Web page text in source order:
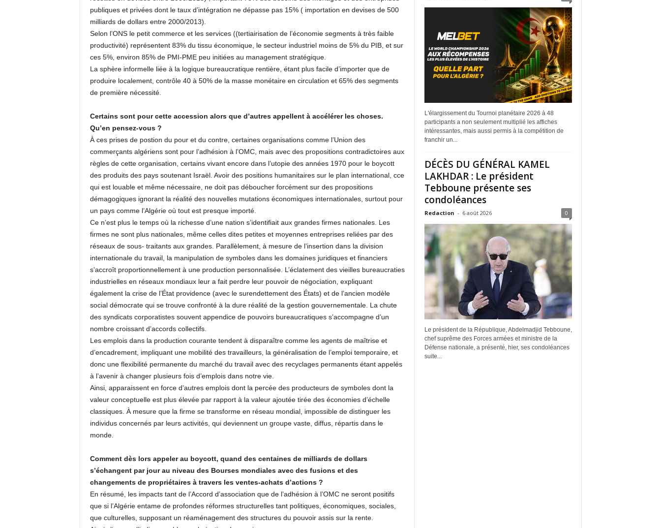
publiques et privées dont le taux d’intégration ne dépasse pas 15% ( importation en devises de 500
milliards de dollars entre 2000/2013).
Selon l’ONS le petit commerce et les services ((tertiairisation de l’économie segments à très faible
productivité) représentent 83% du tissu économique, le secteur industriel moins de 5% du PIB, et sur
ces 5%, environ 85% de PMI-PME peu initiées au management stratégique.
La sphère informelle liée à la logique bureaucratique rentière, étant plus facile d’importer que de
produire localement, contrôle 40 à 50% de la masse monétaire en circulation et 65% des segments
de première nécessité.
Certains sont pour cette accession alors que d’autres appellent à accélérer les choses.
Qu’en pensez-vous ?
À ces prises de postion du pour et du contre, certaines organisations comme l’Union des
commerçants algériens sont pour l’adhésion à l’OMC, mais avec des propositions contradictoires aux
règles de cette organisation, certains vivant encore dans l’utopie des années 1970 pour le boycott
des produits des pays soutenant Israël. Avoir des positions humanitaires sur le plan international, cce
qui est louable et même nécessaire, ne doit pas déboucher forcément sur des propositions
démagogiques ignorant la réalité des nouvelles mutations économiques internationales, surtout pour
un pays comme l’Algérie où tout est presque importé.
Ce n’est plus le temps où la richesse d’une nation s’identifiait aux grandes firmes nationales. Les
firmes ne sont plus nationales, même celles dites petites et moyennes entreprises reliées par des
réseaux de sous- traitants aux grandes. Parallèlement, à mesure de l’insertion dans la division
internationale du travail, la manipulation de symboles dans les domaines juridiques et financiers
s’accroît proportionnellement à une production personnalisée. L’éclatement des vieilles bureaucraties
industrielles en réseaux mondiaux leur a fait perdre leur pouvoir de négociation, expliquant
également la crise de l’État providence (avec le surendettement des États) et de l’ancien modèle
social démocrate qui se trouve confronté à la dure réalité de la gestion gouvernementale. La chute
des syndicats corporatistes souvent appendice de pouvoirs bureaucratiques s’accompagne d’un
nombre croissant d’accords collectifs.
Les emplois dans la production courante tendent à disparaître comme les agents de maîtrise et
d’encadrement, impliquant une mobilité des travailleurs, la généralisation de l’emploi temporaire, et
donc une flexibilité permanente du marché du travail avec des recyclages permanents étant appelés
à l’avenir à changer plusieurs fois d’emplois dans notre vie.
Ainsi, apparaissent en force d’autres emplois dont la percée des producteurs de symboles dont la
valeur conceptuelle est plus élevée par rapport à la valeur ajoutée tirée des économies d’échelle
classiques. À mesure que la firme se transforme en réseau mondial, impossible de distinguer les
individus concernés par leurs activités, qui deviennent un groupe vaste, diffus, répartis dans le
monde.
Comment dès lors appeler au boycott, quand des centaines de milliards de dollars
s’échangent par jour au niveau des Bourses mondiales avec des fusions et des
changements de propriétaires à travers les ventes-achats d’actions ?
En résumé, les impacts tant de l’Accord d’association que de l’adhésion à l’OMC ne seront positifs
que si l’Algérie entame de profondes réformes structurelles tant politiques, économiques, sociales,
que culturelles, supposant un réaménagement des structures du pouvoir assis sur la rente.
L'élargissement du Tournoi planétaire 2026 à 48
participants a non seulement multiplié les affiches
intéressantes, mais aussi permis à la compétition de
franchir un...
DÉCÈS DU GÉNÉRAL KAMEL
LAKHDAR : Le président
Tebboune présente ses
condoléances
Redaction - 6 août 2026 0
Le président de la République, Abdelmadjid Tebboune,
chef suprême des Forces armées et ministre de la
Défense nationale, a présenté, hier, ses condoléances
suite...